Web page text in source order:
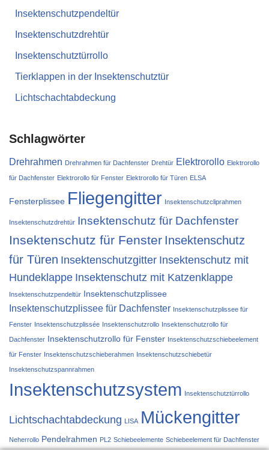
Insektenschutzpendeltür
Insektenschutzdrehtür
Insektenschutztürrollo
Tierklappen in der Insektenschutztür
Lichtschachtabdeckung
Schlagwörter
Drehrahmen Drehrahmen für Dachfenster Drehtür Elektrorollo Elektrorollo
für Dachfenster Elektrorollo für Fenster Elektrorollo für Türen ELSA
Fensterplissee Fliegengitter Insektenschutzcliprahmen
Insektenschutzdrehtür Insektenschutz für Dachfenster
Insektenschutz für Fenster Insektenschutz
für Türen Insektenschutzgitter Insektenschutz mit
Hundeklappe Insektenschutz mit Katzenklappe
Insektenschutzpendeltür Insektenschutzplissee
Insektenschutzplissee für Dachfenster Insektenschutzplissee für
Fenster Insektenschutzplissée Insektenschutzrollo Insektenschutzrollo für
Dachfenster Insektenschutzrollo für Fenster Insektenschutzschiebeelement
für Fenster Insektenschutzschieberahmen Insektenschutzschiebetür
Insektenschutzspannrahmen
Insektenschutzsystem Insektenschutztürrollo
Lichtschachtabdeckung LISA Mückengitter
Neherrollo Pendelrahmen PL2 Schiebeelemente Schiebeelement für Dachfenster